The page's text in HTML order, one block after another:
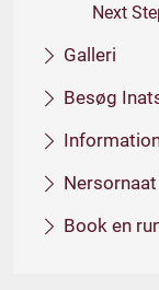
Next
Galleri
Besøg
Nersornaat
Book en